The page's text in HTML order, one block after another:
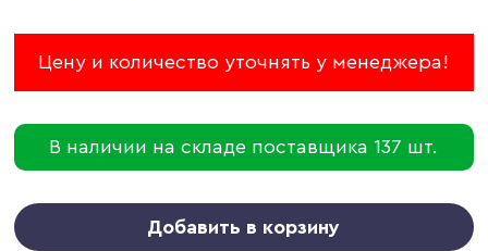
Цену и количество уточнять у менеджера!
В наличии на складе поставщика 137 шт.
Добавить в корзину